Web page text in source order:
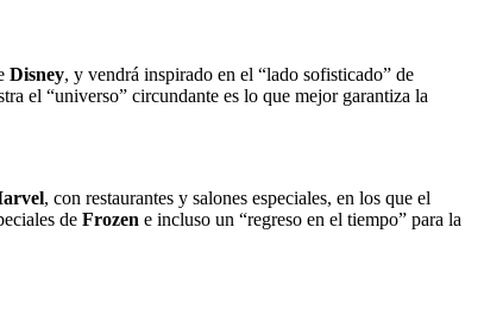
Disney, y vendrá inspirado en el “lado sofisticado” de
el “universo” circundante es lo que mejor garantiza la
, con restaurantes y salones especiales, en los que el
de Frozen e incluso un “regreso en el tiempo” para la